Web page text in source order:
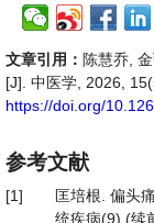
文章引用： 陈慧乔,
[J]. 中医学, 2026,
https://doi.org/
参考文献
[1]
匡培根. 偏头
统疾病(9) (续